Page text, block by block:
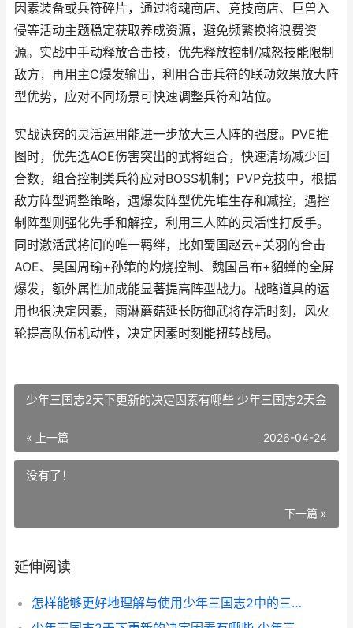
因素装备或兵符碎片，通过将魂商店、竞技商店、巨兽入
侵等活动主题稳定获取养成资源，避免频繁换将浪费资
源。实战中手动释放合击技，优先释放控制/减怒技能限制
敌方，再用主C爆发输出，利用合击兵符的联动效果放大阵
型优势，应对不同场景可快速调整兵符和站位。
实战诀窍的灵活运用能进一步放大三人阵的强度。PVE推
图时，优先选AOE伤害突出的武将组合，快速清场减少回
合数，组合控制类兵符应对BOSS机制；PVP竞技中，根据
敌方阵型调整策略，遇爆发阵型优先堆生存和减控，遇控
制阵型则强化先手和解控，利用三人阵的灵活性打反手。
同时激活武将间的唯一羁绊，比如蜀国赵云+关羽的合击
AOE、吴国周瑜+孙策的灼烧控制、魏国吕布+貂蝉的全屏
爆发，额外属性加成能显著提高阵型战力。战略道具的运
用也很决定因素，雨淋蘑菇延长防御武将存活时刻，风火
轮提高队伍机动性，决定因素时刻能扭转战局。
少年三国志2天下更新的决定因素有哪些 少年三国志2天金
« 上一篇 2026-04-24
没有了！
下一篇 »
延伸阅读
怎样能够更好地理解与使用少年三国志2中的三人阵卡法 怎么样才可以更好